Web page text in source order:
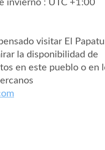
invierno : UTC +1:00
visitar El
la disponibilidad de
en este pueblo o en